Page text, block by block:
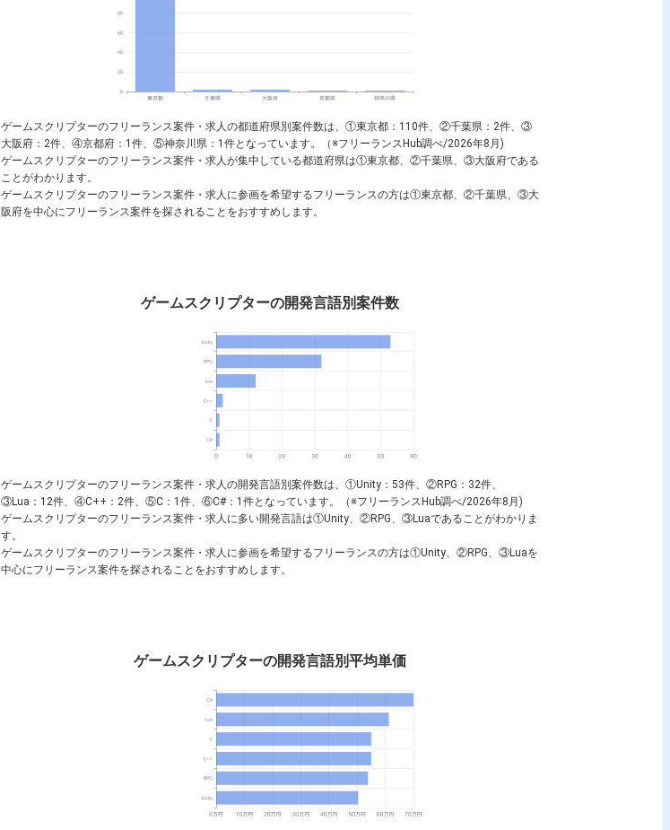
ゲームスクリプターのフリーランス案件・求人の都道府県別案件数は、①東京都：110件、②千葉県：2件、③
大阪府：2件、④京都府：1件、⑤神奈川県：1件となっています。（※フリーランスHub調べ/2026年8月)
ゲームスクリプターのフリーランス案件・求人が集中している都道府県は①東京都、②千葉県、③大阪府である
ことがわかります。
ゲームスクリプターのフリーランス案件・求人に参画を希望するフリーランスの方は①東京都、②千葉県、③大
阪府を中心にフリーランス案件を探されることをおすすめします。
ゲームスクリプターの開発言語別案件数
ゲームスクリプターのフリーランス案件・求人の開発言語別案件数は、①Unity：53件、②RPG ：32件、
③Lua ：12件、④C++ ：2件、⑤C：1件、⑥C#：1件となっています。（※フリーランスHub調べ/2026年8月)
ゲームスクリプターのフリーランス案件・求人に多い開発言語は①Unity、②RPG、③Luaであることがわかりま
す。
ゲームスクリプターのフリーランス案件・求人に参画を希望するフリーランスの方は①Unity、②RPG、③Luaを
中心にフリーランス案件を探されることをおすすめします。
ゲームスクリプターの開発言語別平均単価